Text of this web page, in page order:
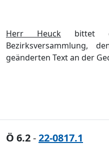
Herr Heuck bittet
Bezirksversammlung,
geänderten Text an der
Ö 6.2-22-0817.1